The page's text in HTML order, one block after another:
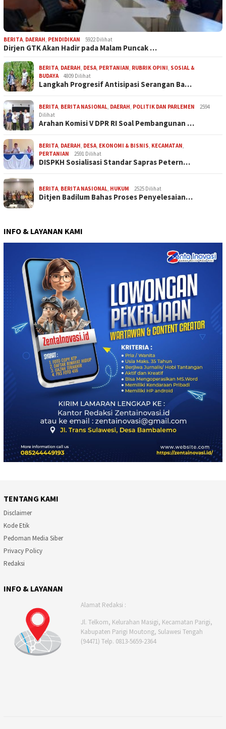
BERITA, DAERAH, PENDIDIKAN 5922 Dilihat
Dirjen GTK Akan Hadir pada Malam Puncak …
BERITA, DAERAH, DESA, PERTANIAN, RUBRIK OPINI, SOSIAL &
BUDAYA
4809 Dilihat
Langkah Progresif Antisipasi Serangan Ba…
BERITA, BERITA NASIONAL, DAERAH, POLITIK DAN PARLEMEN
2594
Dilihat
Arahan Komisi V DPR RI Soal Pembangunan …
BERITA, DAERAH, DESA, EKONOMI & BISNIS, KECAMATAN,
PERTANIAN
2591 Dilihat
DISPKH Sosialisasi Standar Sapras Petern…
BERITA, BERITA NASIONAL, HUKUM 2525 Dilihat
Ditjen Badilum Bahas Proses Penyelesaian…
INFO & LAYANAN KAMI
TENTANG KAMI
Disclaimer
Kode Etik
Pedoman Media Siber
Privacy Policy
Redaksi
INFO & LAYANAN
Alamat Redaksi :
Jl. Telkom, Kelurahan Masigi, Kecamatan Parigi,
Kabupaten Parigi Moutong, Sulawesi Tengah
(94471) Telp. 0813-5659-2364